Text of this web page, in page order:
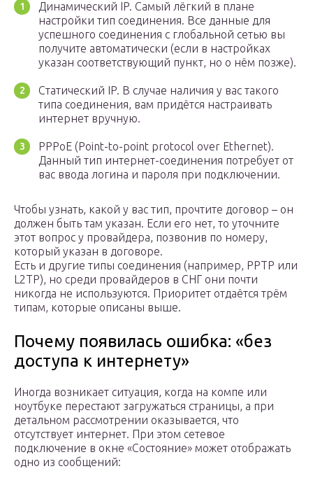
Динамический IP. Самый лёгкий в плане
настройки тип соединения. Все данные для
успешного соединения с глобальной сетью вы
получите автоматически (если в настройках
указан соответствующий пункт, но о нём позже).
Статический IP. В случае наличия у вас такого
типа соединения, вам придётся настраивать
интернет вручную.
PPPoE (Point-to-point protocol over Ethernet).
Данный тип интернет-соединения потребует от
вас ввода логина и пароля при подключении.
Чтобы узнать, какой у вас тип, прочтите договор – он
должен быть там указан. Если его нет, то уточните
этот вопрос у провайдера, позвонив по номеру,
который указан в договоре.
Есть и другие типы соединения (например, PPTP или
L2TP), но среди провайдеров в СНГ они почти
никогда не используются. Приоритет отдаётся трём
типам, которые описаны выше.
Почему появилась ошибка: «без
доступа к интернету»
Иногда возникает ситуация, когда на компе или
ноутбуке перестают загружаться страницы, а при
детальном рассмотрении оказывается, что
отсутствует интернет. При этом сетевое
подключение в окне «Состояние» может отображать
одно из сообщений: